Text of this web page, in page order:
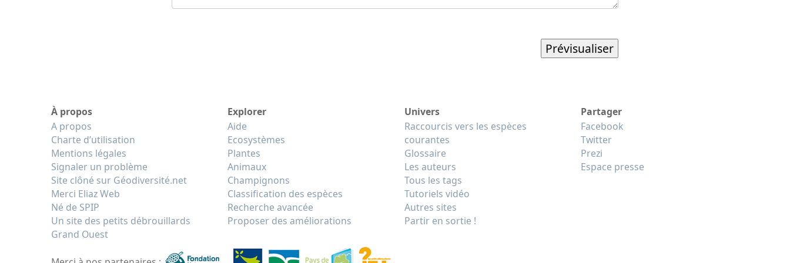
À propos
A propos
Charte d’utilisation
Mentions légales
Signaler un problème
Site clôné sur Géodiversité.net
Merci Eliaz Web
Né de SPIP
Un site des petits débrouillards
Grand Ouest
Explorer
Aide
Ecosystèmes
Plantes
Animaux
Champignons
Classification des espèces
Recherche avancée
Proposer des améliorations
Univers
Raccourcis vers les espèces
courantes
Glossaire
Les auteurs
Tous les tags
Tutoriels vidéo
Autres sites
Partir en sortie !
Partager
Facebook
Twitter
Prezi
Espace presse